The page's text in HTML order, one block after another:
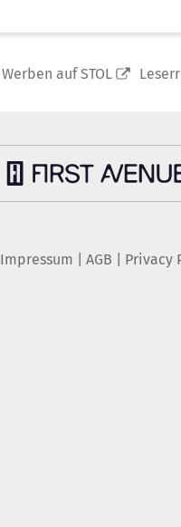
Werben auf STOL
Impressum AGB Privacy